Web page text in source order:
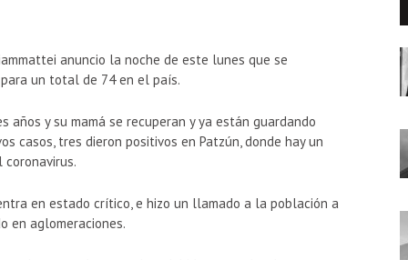
anuncio la noche de este lunes que se
un total de 74 en el país.
y su mamá se recuperan y ya están guardando
casos, tres dieron positivos en Patzún, donde hay un
en estado crítico, e hizo un llamado a la población a
en aglomeraciones.